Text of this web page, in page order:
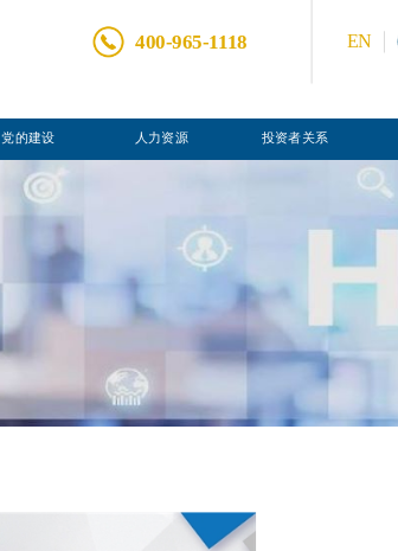
EN
400-965-1118
党的建设 人力资源 投资者关系